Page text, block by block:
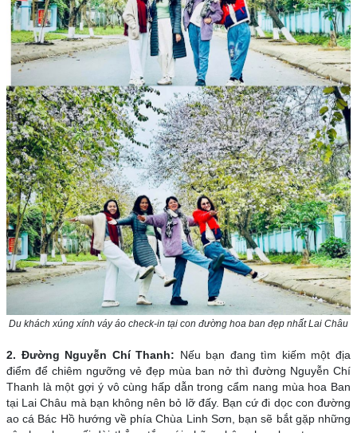
Du khách xúng xính váy áo check-in tại con đường hoa ban đẹp nhất Lai Châu
2. Đường Nguyễn Chí Thanh: Nếu bạn đang tìm kiếm một địa
điểm để chiêm ngưỡng vẻ đẹp mùa ban nở thì đường Nguyễn Chí
Thanh là một gợi ý vô cùng hấp dẫn trong cẩm nang mùa hoa Ban
tại Lai Châu mà bạn không nên bỏ lỡ đấy. Bạn cứ đi dọc con đường
ao cá Bác Hồ hướng về phía Chùa Linh Sơn, bạn sẽ bắt gặp những